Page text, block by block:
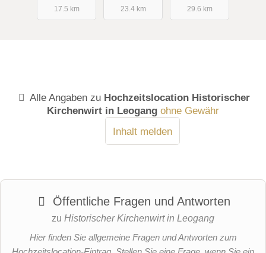
17.5 km
23.4 km
29.6 km
Alle Angaben zu Hochzeitslocation Historischer
Kirchenwirt in Leogang ohne Gewähr
Inhalt melden
Öffentliche Fragen und Antworten
zu Historischer Kirchenwirt in Leogang
Hier finden Sie allgemeine Fragen und Antworten zum